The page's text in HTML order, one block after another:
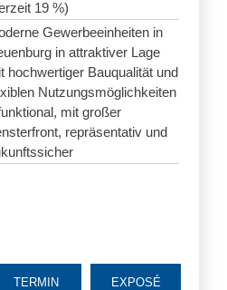
19 %)
Gewerbeeinheiten in
in attraktiver Lage
hochwertiger Bauqualität und
Nutzungsmöglichkeiten
mit großer
repräsentativ und
EXPOSÉ
TERMIN